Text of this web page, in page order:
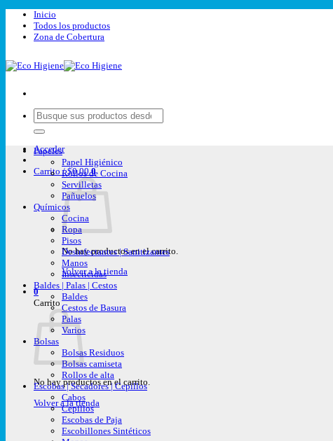
Saltar
contenido
Inicio
Todos los productos
Zona de Cobertura
Buscar
por:
Acceder
Carrito /$0,00 0
No hay productos en el carrito.
Volver a la tienda
0
Carrito
No hay productos en el carrito.
Volver a la tienda
Papeles
Papel Higiénico
Rollos de Cocina
Servilletas
Pañuelos
Químicos
Cocina
Ropa
Pisos
Desinfectantes | Sanitizantes
Manos
Insecticidas
Baldes | Palas | Cestos
Baldes
Cestos de Basura
Palas
Varios
Bolsas
Bolsas Residuos
Bolsas camiseta
Rollos de alta
Escobas | Secadores | Cepillos
Cabos
Cepillos
Escobas de Paja
Escobillones Sintéticos